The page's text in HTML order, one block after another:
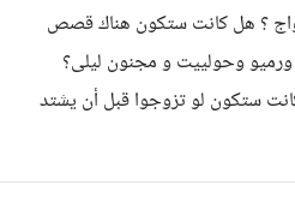
؟ هل كانت ستكون هناك قصص
وحولييت و مجنون ليلى؟
ستكون لو تزوجوا قبل أن يشتد